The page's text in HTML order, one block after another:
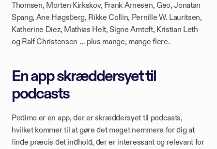
Thomsen, Morten Kirkskov, Frank Arnesen, Geo, Jonatan
Spang, Ane Høgsberg, Rikke Collin, Pernille W. Lauritsen,
Katherine Diez, Mathias Helt, Signe Amtoft, Kristian Leth
og Ralf Christensen … plus mange, mange flere.
En app skræddersyet til
podcasts
Podimo er en app, der er skræddersyet til podcasts,
hvilket kommer til at gøre det meget nemmere for dig at
finde præcis det indhold, der er interessant og relevant for